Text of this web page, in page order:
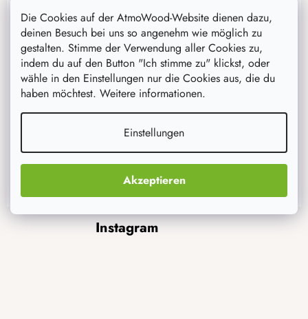
Die Cookies auf der AtmoWood-Website dienen dazu,
deinen Besuch bei uns so angenehm wie möglich zu
gestalten. Stimme der Verwendung aller Cookies zu,
indem du auf den Button "Ich stimme zu" klickst, oder
wähle in den Einstellungen nur die Cookies aus, die du
haben möchtest. Weitere informationen.
Einstellungen
Akzeptieren
15,70 €
19,60 €
IN DEN WARENKORB
Stöcken zu werfen und so viele Punkte wie möglich zu
erzielen.
Instagram